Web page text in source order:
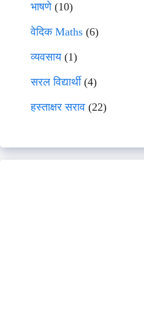
भाषणे(10)
वेदिक Maths (6)
व्यवसाय(1)
सरल विद्यार्थी(4)
हस्ताक्षर सराव (22)